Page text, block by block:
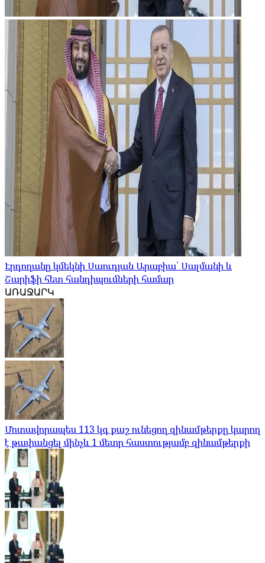
Էրդողանը կմեկնի Սաուդյան Արաբիա՝ Սալմանի և
Շարիֆի հետ հանդիպումների համար
ԱՌԱՋԱՐԿ
Մոտավորապես 113 կգ քաշ ունեցող զինամթերքը կարող
է թափանցել մինչև 1 մետր հաստությամբ զինամթերքի